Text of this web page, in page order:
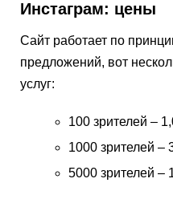
Инстаграм: цены
Сайт работает по
предложений, вот
услуг:
100 зрителей –
1000 зрителей –
5000 зрителей –